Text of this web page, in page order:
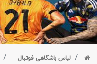
لباس باشگاهی فوتبال